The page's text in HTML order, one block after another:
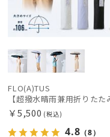
FLO(A)TUS
￥5,500 (税込)
4.8 （8）